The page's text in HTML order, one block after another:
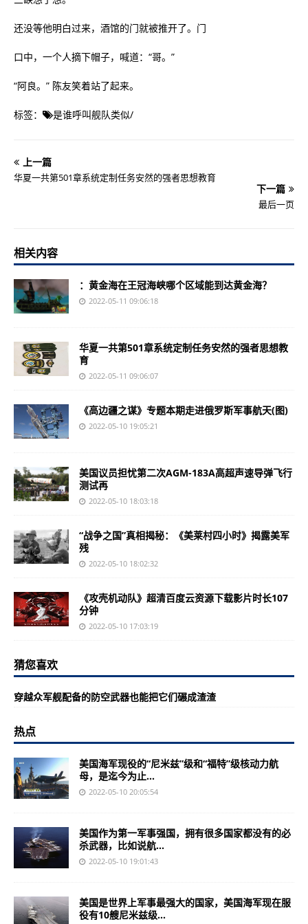
还没等他明白过来，酒馆的门就被推开了。门
口中，一个人摘下帽子，喊道：“哥。”
“阿良。” 陈友笑着站了起来。
标签： 是谁呼叫舰队类似/
上一篇
华夏一共第501章系统定制任务安然的强者思想教育
下一篇
最后一页
相关内容
：黄金海在王冠海峡哪个区域能到达黄金海？
2022-05-11 09:06:18
华夏一共第501章系统定制任务安然的强者思想教
育
2022-05-11 09:06:07
《高边疆之谋》专题本期走进俄罗斯军事航天(图)
2022-05-10 19:05:21
美国议员担忧第二次AGM-183A高超声速导弹飞行
测试再
2022-05-10 18:03:18
“战争之国”真相揭秘：《美莱村四小时》揭露美军
残
2022-05-10 18:02:32
《攻壳机动队》超清百度云资源下载影片时长107
分钟
2022-05-10 17:03:19
猜您喜欢
穿越众军舰配备的防空武器也能把它们碾成渣渣
热点
美国海军现役的“尼米兹”级和“福特”级核动力航
母，是迄今为止...
2022-05-10 20:05:54
美国作为第一军事强国，拥有很多国家都没有的必
杀武器，比如说航...
2022-05-10 19:01:43
美国是世界上军事最强大的国家，美国海军现在服
役有10艘尼米兹级...